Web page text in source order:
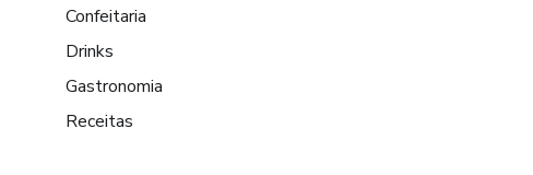
Confeitaria
Drinks
Gastronomia
Receitas